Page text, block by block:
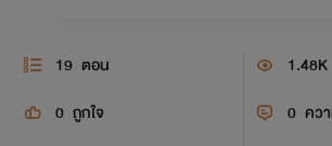
19 ตอน 1.48K
0 ถูกใจ 0 คว